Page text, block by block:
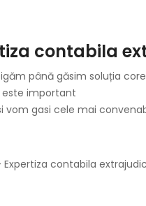
contabila
până găsim soluția
important
vom gasi cele mai
Expertiza contabila